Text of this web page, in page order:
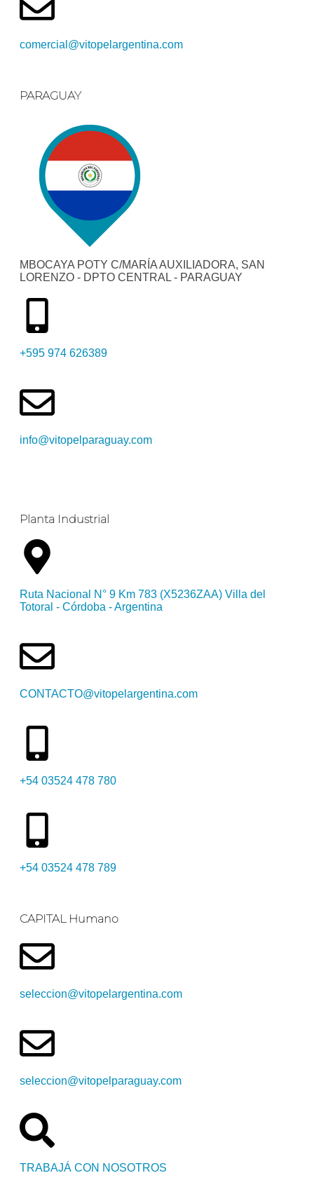
comercial@vitopelargentina.com​
PARAGUAY
MBOCAYA POTY C/MARÍA AUXILIADORA, SAN
LORENZO - DPTO CENTRAL - PARAGUAY
+595 974 626389
info@vitopelparaguay.com
Planta Industrial
Ruta Nacional N° 9 Km 783 (X5236ZAA) Villa del
Totoral - Córdoba - Argentina
CONTACTO@vitopelargentina.com
+54 03524 478 780​
+54 03524 478 789​
CAPITAL Humano
seleccion@vitopelargentina.com
seleccion@vitopelparaguay.com
TRABAJÁ CON NOSOTROS